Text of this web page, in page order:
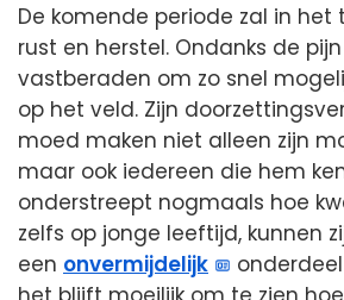
De komende periode zal in het
rust en herstel. Ondanks de
vastberaden om zo snel
op het veld. Zijn
moed maken niet alleen zijn
maar ook iedereen die hem
onderstreept nogmaals hoe
zelfs op jonge leeftijd, kunnen
een onvermijdelijk